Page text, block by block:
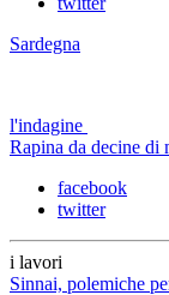
Sardegna
l'indagine
Rapina da decine di
facebook
twitter
i lavori
Sinnai, polemiche